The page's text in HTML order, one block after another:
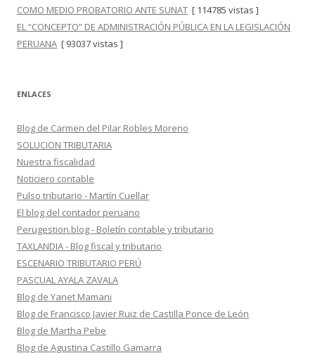
COMO MEDIO PROBATORIO ANTE SUNAT [ 114785 vistas ]
EL “CONCEPTO” DE ADMINISTRACIÓN PÚBLICA EN LA LEGISLACIÓN
PERUANA [ 93037 vistas ]
ENLACES
Blog de Carmen del Pilar Robles Moreno
SOLUCION TRIBUTARIA
Nuestra fiscalidad
Noticiero contable
Pulso tributario - Martín Cuellar
El blog del contador peruano
Perugestion.blog - Boletín contable y tributario
TAXLANDIA - Blog fiscal y tributario
ESCENARIO TRIBUTARIO PERÚ
PASCUAL AYALA ZAVALA
Blog de Yanet Mamani
Blog de Francisco Javier Ruiz de Castilla Ponce de León
Blog de Martha Pebe
Blog de Agustina Castillo Gamarra